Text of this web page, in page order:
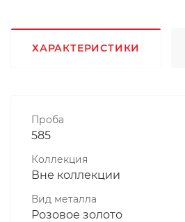
ХАРАКТЕРИСТИКИ
Проба
585
Коллекция
Вне коллекции
Вид металла
Розовое золото